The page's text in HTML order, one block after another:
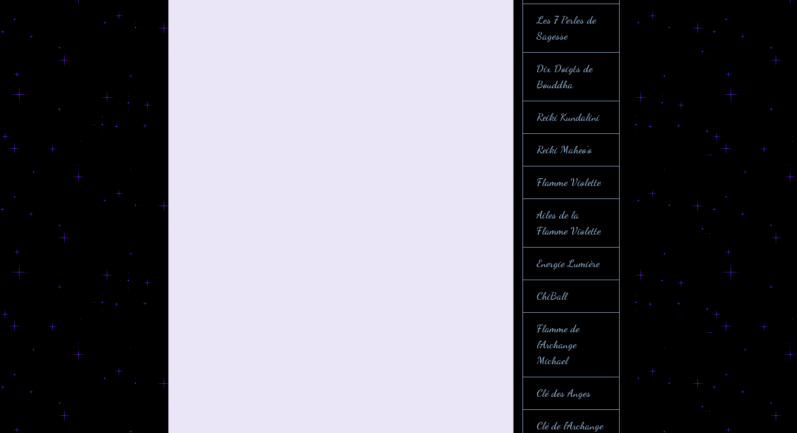
Les 7 Perles de
Sagesse
Dix Doigts de
Bouddha
Reiki Kundalini
Reiki Maheo'o
Flamme Violette
Ailes de la
Flamme Violette
Energie Lumière
ChiBall
Flamme de
l'Archange
Michael
Clé des Anges
Clé de l'Archange